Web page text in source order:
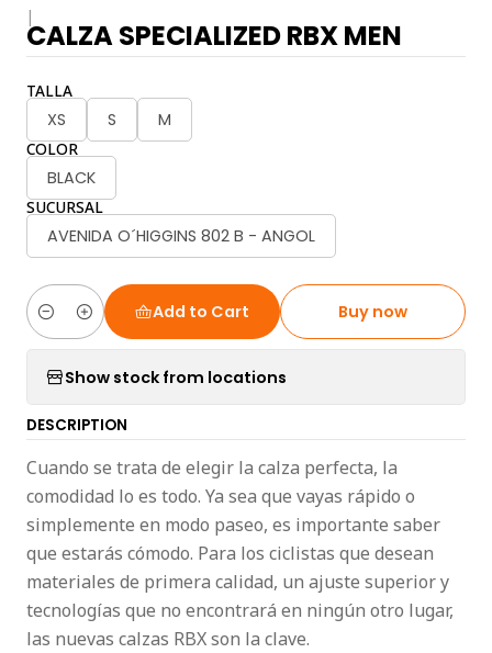
|
CALZA SPECIALIZED RBX MEN
TALLA
XS S M
COLOR
BLACK
SUCURSAL
AVENIDA O´HIGGINS 802 B - ANGOL
Quantity
Add to Cart Buy now
Show stock from locations
DESCRIPTION
Cuando se trata de elegir la calza perfecta, la
comodidad lo es todo. Ya sea que vayas rápido o
simplemente en modo paseo, es importante saber
que estarás cómodo. Para los ciclistas que desean
materiales de primera calidad, un ajuste superior y
tecnologías que no encontrará en ningún otro lugar,
las nuevas calzas RBX son la clave.